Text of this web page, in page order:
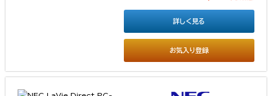
お気入り登録
詳しく見る